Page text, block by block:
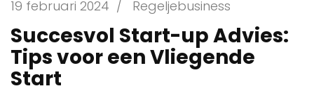
19 februari 2024 / Regeljebusiness
Succesvol Start-up Advies:
Tips voor een Vliegende
Start